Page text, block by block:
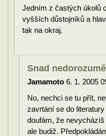
Jedním z častých úkolů
vyšších důstojníků a
tak na okraj.
Snad
Jamamoto 6. 1. 2005
No, nechci se tu přít,
zavrtání se do
doufám, že
ale budiž.